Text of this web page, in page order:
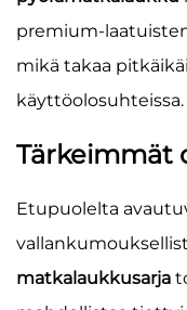
premium-
mikä takaa
käyttöolosuhteissa.
Tärkeimmät
Etupuolelta
matkalaukkusarja